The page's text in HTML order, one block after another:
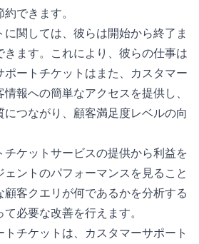
できます。
関しては、彼らは開始から終了ま
きます。これにより、彼らの仕事は
ポートチケットはまた、カスタマー
報への簡単なアクセスを提供し、
につながり、顧客満足度レベルの向
ケットサービスの提供から利益を
ントのパフォーマンスを見ること
客クエリが何であるかを分析する
必要な改善を行えます。
チケットは、カスタマーサポート